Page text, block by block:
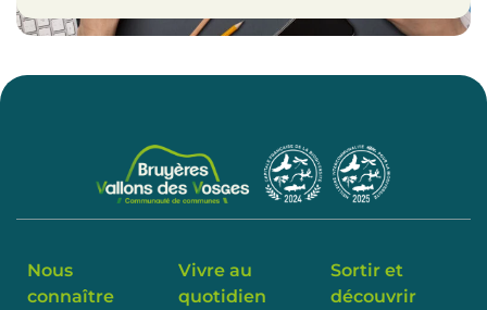
Nous
connaître
Vivre au
quotidien
Sortir et
découvrir